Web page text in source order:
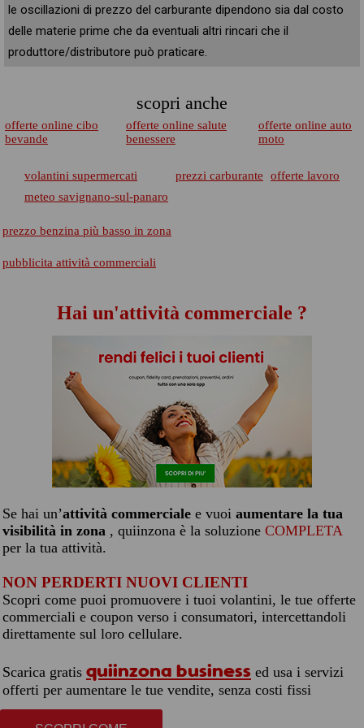
le oscillazioni di prezzo del carburante dipendono sia dal costo
delle materie prime che da eventuali altri rincari che il
produttore/distributore può praticare.
scopri anche
offerte online cibo
bevande
offerte online salute
benessere
offerte online auto
moto
volantini supermercati prezzi carburante
offerte lavoro
meteo savignano-sul-panaro
prezzo benzina più basso in zona
pubblicita attività commerciali
Hai un'attività commerciale ?
Se hai un’attività commerciale e vuoi aumentare la tua
visibilità in zona , quiinzona è la soluzione COMPLETA
per la tua attività.
NON PERDERTI NUOVI CLIENTI
Scopri come puoi promuovere i tuoi volantini, le tue offerte
commerciali e coupon verso i consumatori, intercettandoli
direttamente sul loro cellulare.
Scarica gratis quiinzona business ed usa i servizi
offerti per aumentare le tue vendite, senza costi fissi